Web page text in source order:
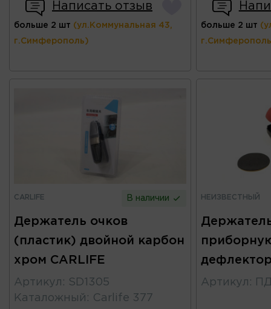
Написать отзыв
больше 2 шт (ул.Коммунальная 43,
г.Симферополь)
больше 2 шт
CARLIFE В наличии
Держатель очков
(пластик) двойной карбон
хром CARLIFE
Артикул : SD1305
Каталожный : Carlife 377
НЕИЗВЕСТНЫЙ
Артикул :